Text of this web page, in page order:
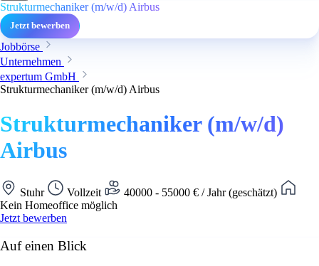
Strukturmechaniker (m/w/d) Airbus
Jetzt bewerben
Jobbörse
Unternehmen
expertum GmbH
Strukturmechaniker (m/w/d) Airbus
Strukturmechaniker (m/w/d)
Airbus
Stuhr Vollzeit
40000 - 55000 € / Jahr (geschätzt)
Kein Homeoffice möglich
Jetzt bewerben
Auf einen Blick